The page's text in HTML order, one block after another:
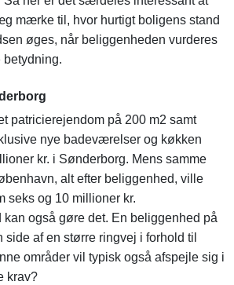
mærke til, hvor hurtigt boligens stand
øges, når beliggenheden vurderes
patricierejendom på 200 m2 samt
nye badeværelser og køkken
kr. i Sønderborg. Mens samme
alt efter beliggenhed, ville
seks og 10 millioner kr.
kan også gøre det. En beliggenhed på
af en større ringvej i forhold til
områder vil typisk også afspejle sig i
krav?